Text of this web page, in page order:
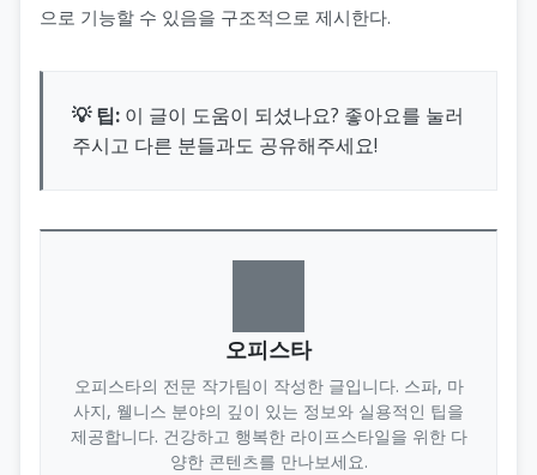
으로 기능할 수 있음을 구조적으로 제시한다.
💡 팁: 이 글이 도움이 되셨나요? 좋아요를 눌러
주시고 다른 분들과도 공유해주세요!
오피스타
오피스타의 전문 작가팀이 작성한 글입니다. 스파, 마
사지, 웰니스 분야의 깊이 있는 정보와 실용적인 팁을
제공합니다. 건강하고 행복한 라이프스타일을 위한 다
양한 콘텐츠를 만나보세요.